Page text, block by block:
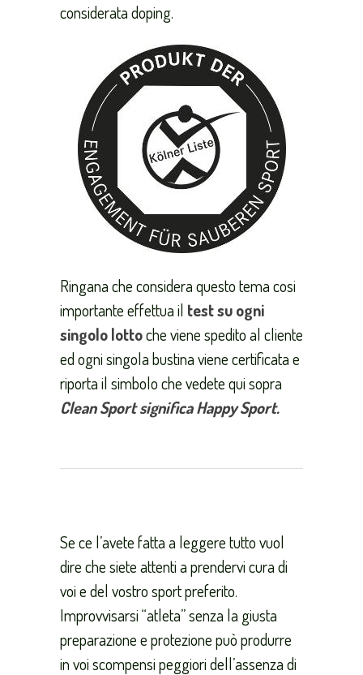
considerata doping.
Ringana che considera questo tema cosi
importante effettua il test su ogni
singolo lottoche viene spedito al cliente
ed ogni singola bustina viene certificata e
riporta il simbolo che vedete qui sopra
Clean Sport significa Happy Sport.
Se ce l’avete fatta a leggere tutto vuol
dire che siete attenti a prendervi cura di
voi e del vostro sport preferito.
Improvvisarsi “atleta” senza la giusta
preparazione e protezione può produrre
in voi scompensi peggiori dell’assenza di